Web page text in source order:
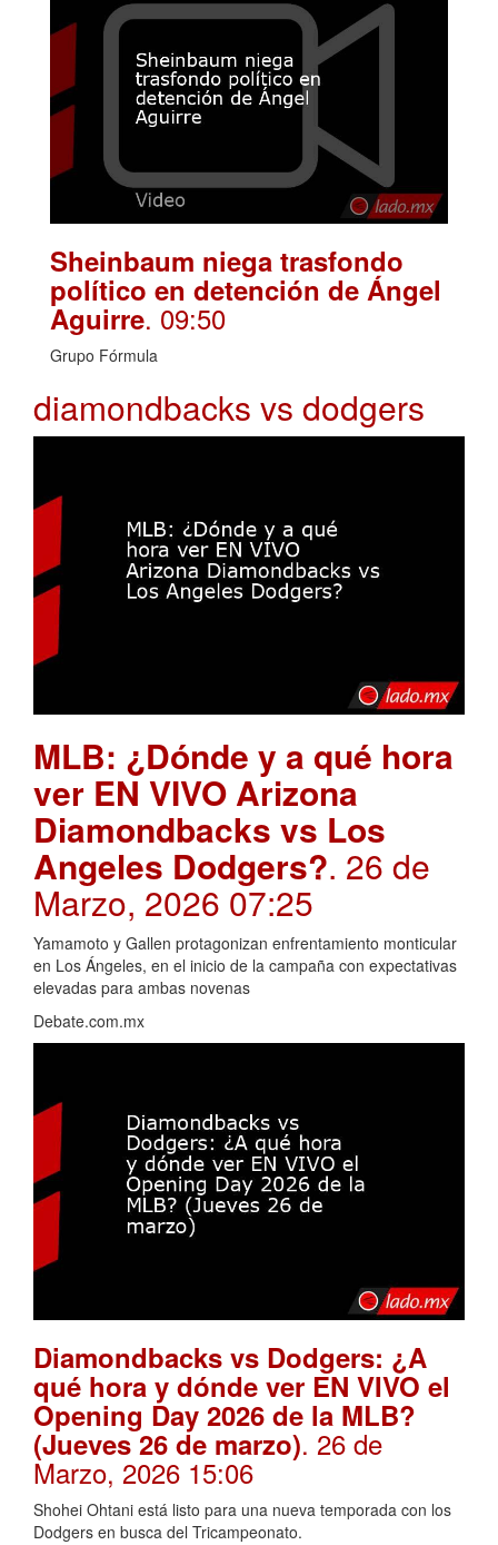
Sheinbaum niega trasfondo
político en detención de Ángel
Aguirre. 09:50
Grupo Fórmula
diamondbacks vs dodgers
MLB: ¿Dónde y a qué hora
ver EN VIVO Arizona
Diamondbacks vs Los
Angeles Dodgers?. 26 de
Marzo, 2026 07:25
Yamamoto y Gallen protagonizan enfrentamiento monticular
en Los Ángeles, en el inicio de la campaña con expectativas
elevadas para ambas novenas
Debate.com.mx
Diamondbacks vs Dodgers: ¿A
qué hora y dónde ver EN VIVO el
Opening Day 2026 de la MLB?
(Jueves 26 de marzo). 26 de
Marzo, 2026 15:06
Shohei Ohtani está listo para una nueva temporada con los
Dodgers en busca del Tricampeonato.